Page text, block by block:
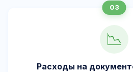
📉
Расходы на